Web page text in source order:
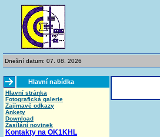
Dnešní datum: 07. 08. 2026
Hlavní nabídka
Hlavní stránka
Fotografická galerie
Zajímavé odkazy
Ankety
Download
Zasílání novinek
Kontakty na OK1KHL